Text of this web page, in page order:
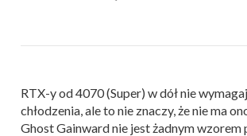
RTX-y od 4070 (Super) w dół nie
chłodzenia, ale to nie znaczy, że nie ma
Ghost Gainward nie jest żadnym wzorem